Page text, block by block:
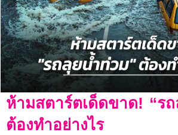
ห้ามสตาร์ตเด็ดขาด! “ร
ต้องทำอย่างไร